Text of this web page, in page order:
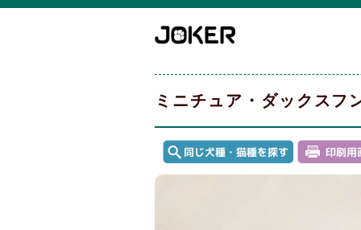
ミニチュア・ダックスフ